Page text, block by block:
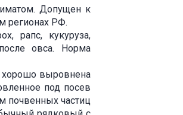
Допущен к
регионах РФ.
рапс, кукуруза,
овса. Норма
хорошо выровнена
под посев
почвенных частиц